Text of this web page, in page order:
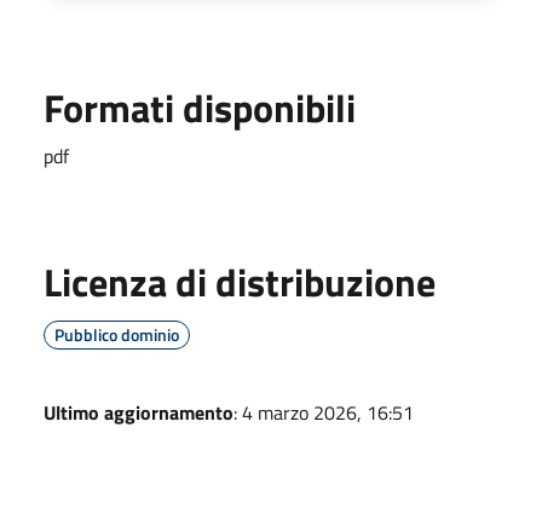
Formati disponibili
pdf
Licenza di distribuzione
Pubblico dominio
Ultimo aggiornamento: 4 marzo 2026, 16:51